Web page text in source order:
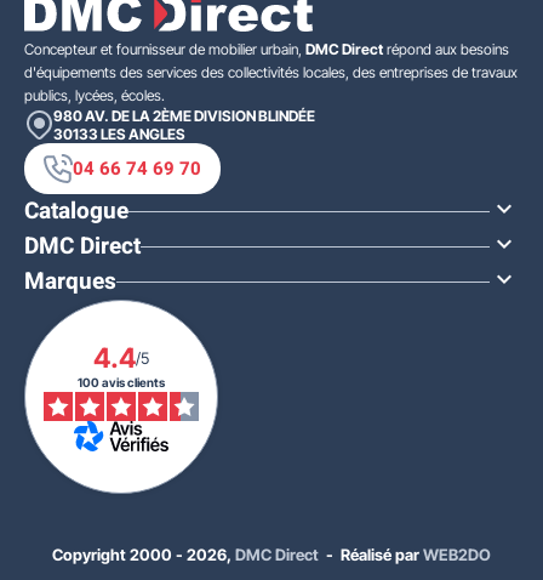
Concepteur et fournisseur de mobilier urbain, DMC Direct répond aux besoins
d'équipements des services des collectivités locales, des entreprises de travaux
publics, lycées, écoles.
980 AV. DE LA 2ÈME DIVISION BLINDÉE
30133 LES ANGLES
04 66 74 69 70
Catalogue 
DMC Direct 
Marques 
4.4/5
100 avis clients
Copyright 2000 - 2026, DMC Direct - Réalisé parWEB2DO